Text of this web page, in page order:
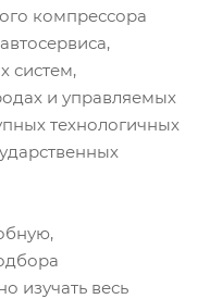
компрессора
систем,
и управляемых
технологичных
изучать весь